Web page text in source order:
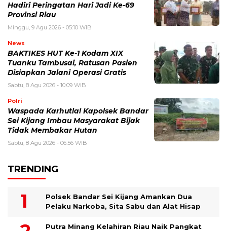
Hadiri Peringatan Hari Jadi Ke-69
Provinsi Riau
Minggu, 9 Agu 2026 - 05:10 WIB
News
BAKTIKES HUT Ke-1 Kodam XIX
Tuanku Tambusai, Ratusan Pasien
Disiapkan Jalani Operasi Gratis
Sabtu, 8 Agu 2026 - 10:09 WIB
Polri
Waspada Karhutla! Kapolsek Bandar
Sei Kijang Imbau Masyarakat Bijak
Tidak Membakar Hutan
Sabtu, 8 Agu 2026 - 06:56 WIB
TRENDING
Polsek Bandar Sei Kijang Amankan Dua
Pelaku Narkoba, Sita Sabu dan Alat Hisap
Putra Minang Kelahiran Riau Naik Pangkat